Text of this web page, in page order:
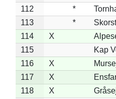
112
*
113
*
114
X
115
Kap
116
X
117
X
118
X